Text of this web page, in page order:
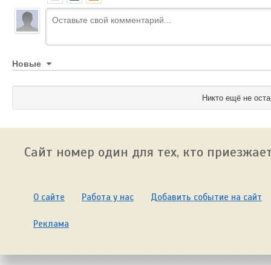
Новые
Никто ещё не
Сайт номер один для тех, кто
О сайте Работа у нас Добавить событие на сайт
Реклама